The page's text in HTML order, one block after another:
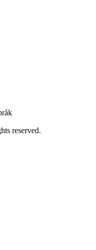
reserved.